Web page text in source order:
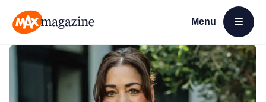
Menu
Open menu